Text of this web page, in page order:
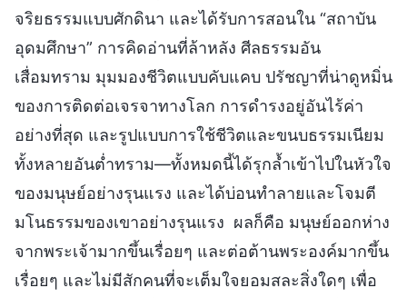
จริยธรรมแบบศักดินา และได้รับการสอนใน “สถาบัน
อุดมศึกษา” การคิดอ่านที่ล้าหลัง ศีลธรรมอัน
เสื่อมทราม มุมมองชีวิตแบบคับแคบ ปรัชญาที่น่าดูหมิ่น
ของการติดต่อเจรจาทางโลก การดำรงอยู่อันไร้ค่า
อย่างที่สุด และรูปแบบการใช้ชีวิตและขนบธรรมเนียม
ทั้งหลายอันต่ำทราม—ทั้งหมดนี้ได้รุกล้ำเข้าไปในหัวใจ
ของมนุษย์อย่างรุนแรง และได้บ่อนทำลายและโจมตี
มโนธรรมของเขาอย่างรุนแรง ผลก็คือ มนุษย์ออกห่าง
จากพระเจ้ามากขึ้นเรื่อยๆ และต่อต้านพระองค์มากขึ้น
เรื่อยๆ และไม่มีสักคนที่จะเต็มใจยอมสละสิ่งใดๆ เพื่อ